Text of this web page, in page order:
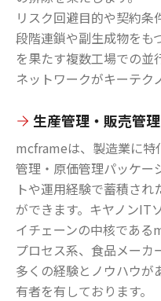
リスク回避目的や契約
段階連鎖や副生成物をも
を果たす複数工場での並
ネットワークがキーテク
生産管理・販売管
mcframeは、製造業に特
管理・原価管理パッケー
トや運用経験で蓄積さ
ができます。キヤノンIT
イチェーンの中核であ
プロセス系、食品メーカ
多くの経験とノウハウが
有者を有しております。